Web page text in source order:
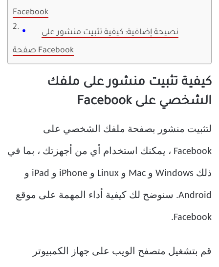
Facebook
نصيحة إضافية: كيفية تثبيت منشور على
صفحة Facebook
كيفية تثبيت منشور على ملفك
الشخصي على Facebook
لتثبيت منشور بصفحة ملفك الشخصي على
Facebook ، يمكنك استخدام أي من أجهزتك ، بما في
ذلك Windows و Mac و Linux و iPhone و iPad و
Android. سنوضح لك كيفية أداء المهمة على موقع
Facebook.
قم بتشغيل متصفح الويب على جهاز الكمبيوتر